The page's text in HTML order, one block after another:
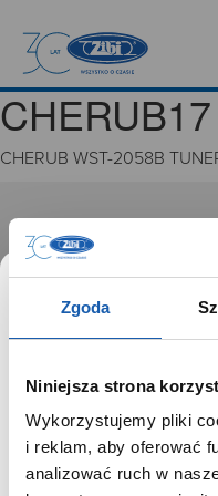
Zgoda
Niniejsza strona
Wykorzystujemy pliki
i reklam, aby oferować
analizować ruch w
CHERUB17
CHERUB WST-2058B
GRUPA ZIBI
Historia
Misja, wizja i wartości
Ważne daty
Zgoda na ciasteczka
PRODUKTY
Zegarki